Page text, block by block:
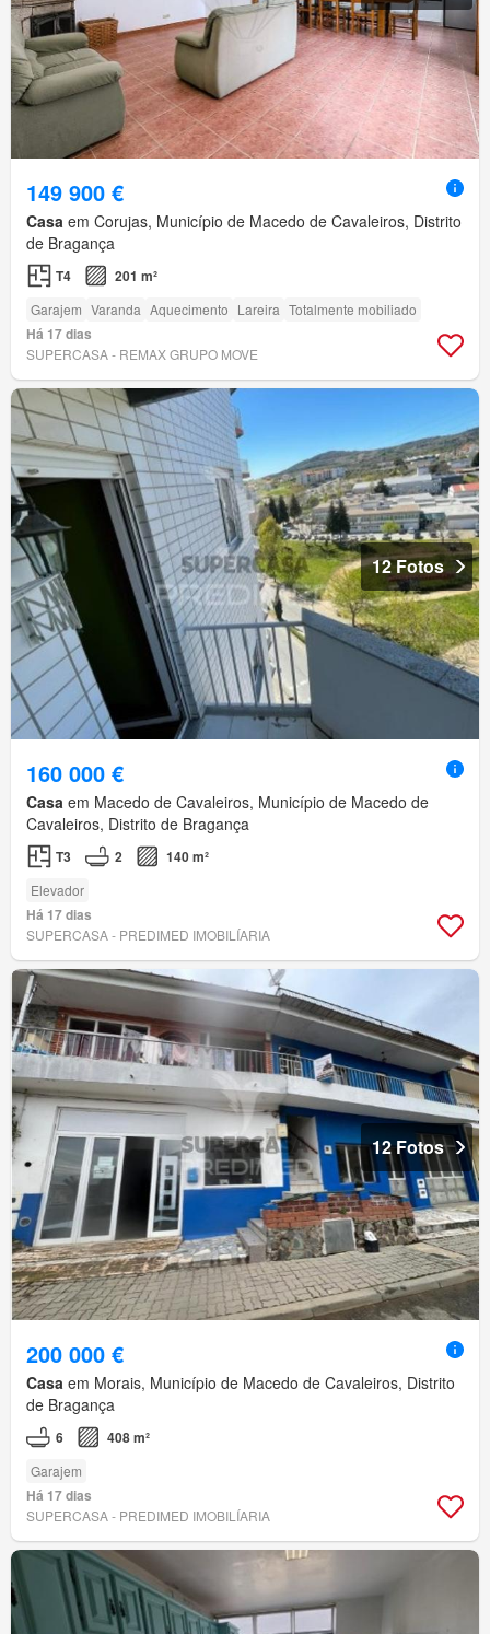
149 900 €
Casa em Corujas, Município de Macedo de Cavaleiros, Distrito
de Bragança
T4 201 m²
Garajem Varanda Aquecimento Lareira Totalmente mobiliado
Há 17 dias
SUPERCASA - REMAX GRUPO MOVE
12 Fotos
160 000 €
Casa em Macedo de Cavaleiros, Município de Macedo de
Cavaleiros, Distrito de Bragança
T3 2 140 m²
Elevador
Há 17 dias
SUPERCASA - PREDIMED IMOBILÍARIA
12 Fotos
200 000 €
Casa em Morais, Município de Macedo de Cavaleiros, Distrito
de Bragança
6 408 m²
Garajem
Há 17 dias
SUPERCASA - PREDIMED IMOBILÍARIA